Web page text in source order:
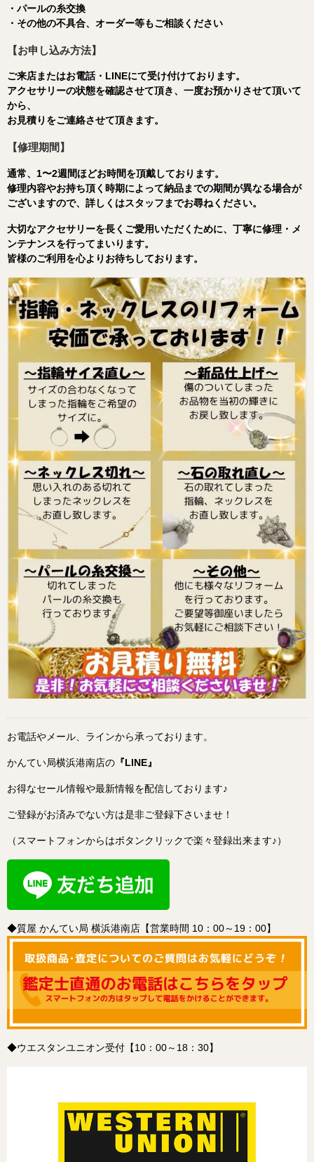
・パールの糸交換
・その他の不具合、オーダー等もご相談ください
【お申し込み方法】
ご来店またはお電話・LINEにて受け付けております。
アクセサリーの状態を確認させて頂き、一度お預かりさせて頂いて
から、
お見積りをご連絡させて頂きます。
【修理期間】
通常、1〜2週間ほどお時間を頂戴しております。
修理内容やお持ち頂く時期によって納品までの期間が異なる場合が
ございますので、詳しくはスタッフまでお尋ねください。
大切なアクセサリーを長くご愛用いただくために、丁寧に修理・メ
ンテナンスを行ってまいります。
皆様のご利用を心よりお待ちしております。
お電話やメール、ラインから承っております。
かんてい局横浜港南店の 『LINE』
お得なセール情報や最新情報を配信しております♪
ご登録がお済みでない方は是非ご登録下さいませ！
（スマートフォンからはボタンクリックで楽々登録出来ます♪）
◆質屋 かんてい局 横浜港南店【営業時間 10：00～19：00】
◆ウエスタンユニオン受付【10：00～18：30】